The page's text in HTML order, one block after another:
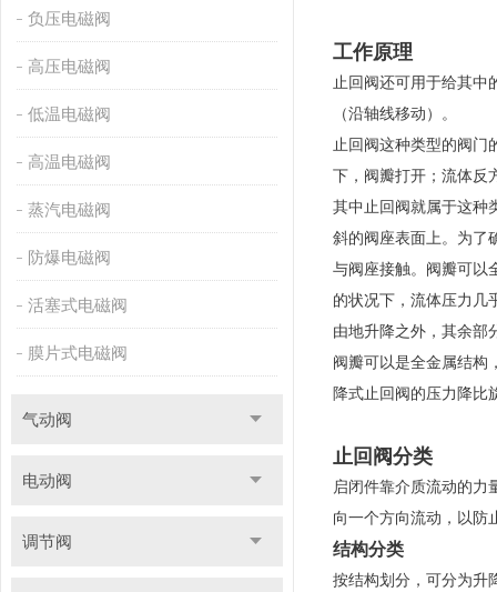
负压电磁阀
高压电磁阀
低温电磁阀
高温电磁阀
蒸汽电磁阀
防爆电磁阀
活塞式电磁阀
膜片式电磁阀
气动阀
电动阀
调节阀
工作原理
止回阀还可用于给其中
（沿轴线移动）。
止回阀这种类型的阀门
下，阀瓣打开；流体反
其中止回阀就属于这种
斜的阀座表面上。为了
与阀座接触。阀瓣可以
的状况下，流体压力几
由地升降之外，其余部
阀瓣可以是全金属结构
降式止回阀的压力降比
止回阀分类
启闭件靠介质流动的力
向一个方向流动，以防
结构分类
按结构划分，可分为升